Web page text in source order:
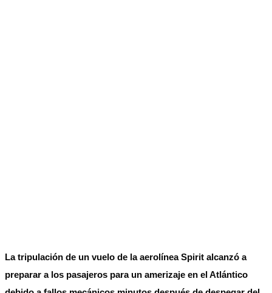
La tripulación de un vuelo de la aerolínea Spirit alcanzó a
preparar a los pasajeros para un amerizaje en el Atlántico